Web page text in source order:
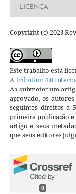
LICENÇA
Copyright (c) 2023
Este trabalho está
Attribution 4.0
Ao submeter um
aprovado, os autores
seguintes direitos à
primeira publicação e
artigo e seus
que seus editores
0